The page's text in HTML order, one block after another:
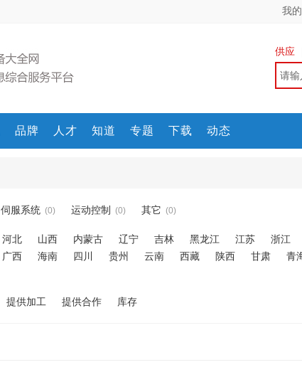
我
供应
品牌 人才 知道 专题 下载 动态
伺服系统 (0) 运动控制 (0) 其它 (0)
河北 山西 内蒙古 辽宁 吉林 黑龙江 江苏 浙江
广西 海南 四川 贵州 云南 西藏 陕西 甘肃 青
提供加工 提供合作 库存